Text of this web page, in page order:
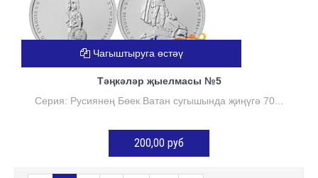
Тәңкәләр җыелмасы №5
Серия: Русиянең Бөек Ватан сугышында җиңүгә 70...
200,00 руб
КӘРҖИНГӘ ӨСТӘҮ
Чагыштыруга өстәү